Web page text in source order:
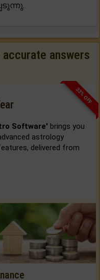
answers
33% OFF
Software' brings you
astrology
delivered from